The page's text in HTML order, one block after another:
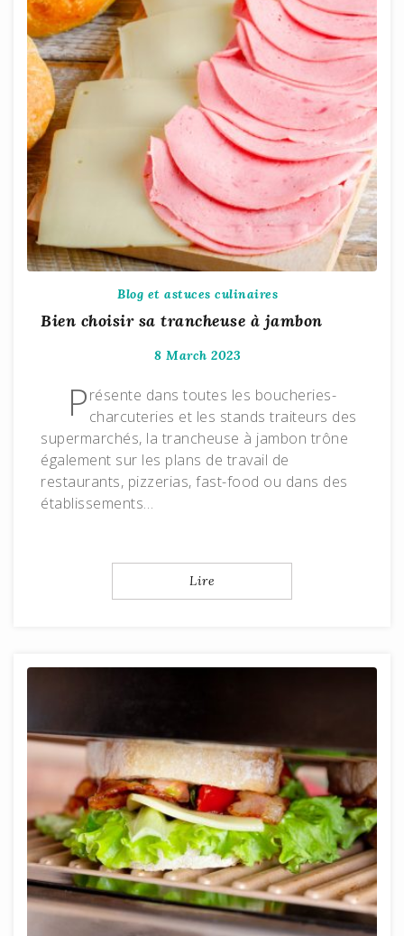
Blog et astuces culinaires
Bien choisir sa trancheuse à jambon
8 March 2023
Présente dans toutes les boucheries-
charcuteries et les stands traiteurs des
supermarchés, la trancheuse à jambon trône
également sur les plans de travail de
restaurants, pizzerias, fast-food ou dans des
établissements…
Lire